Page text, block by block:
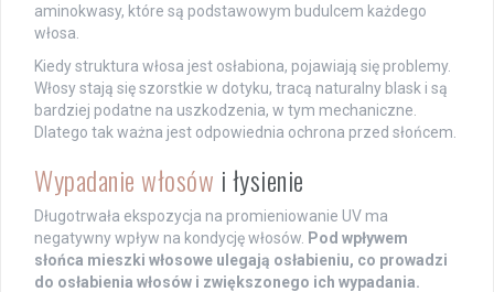
aminokwasy, które są podstawowym budulcem każdego
włosa.
Kiedy struktura włosa jest osłabiona, pojawiają się problemy.
Włosy stają się szorstkie w dotyku, tracą naturalny blask i są
bardziej podatne na uszkodzenia, w tym mechaniczne.
Dlatego tak ważna jest odpowiednia ochrona przed słońcem.
Wypadanie włosów i łysienie
Długotrwała ekspozycja na promieniowanie UV ma
negatywny wpływ na kondycję włosów. Pod wpływem
słońca mieszki włosowe ulegają osłabieniu, co prowadzi
do osłabienia włosów i zwiększonego ich wypadania.